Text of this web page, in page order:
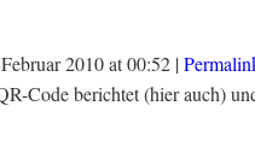
2010at00:52 |
Code berichtet (hier auch)